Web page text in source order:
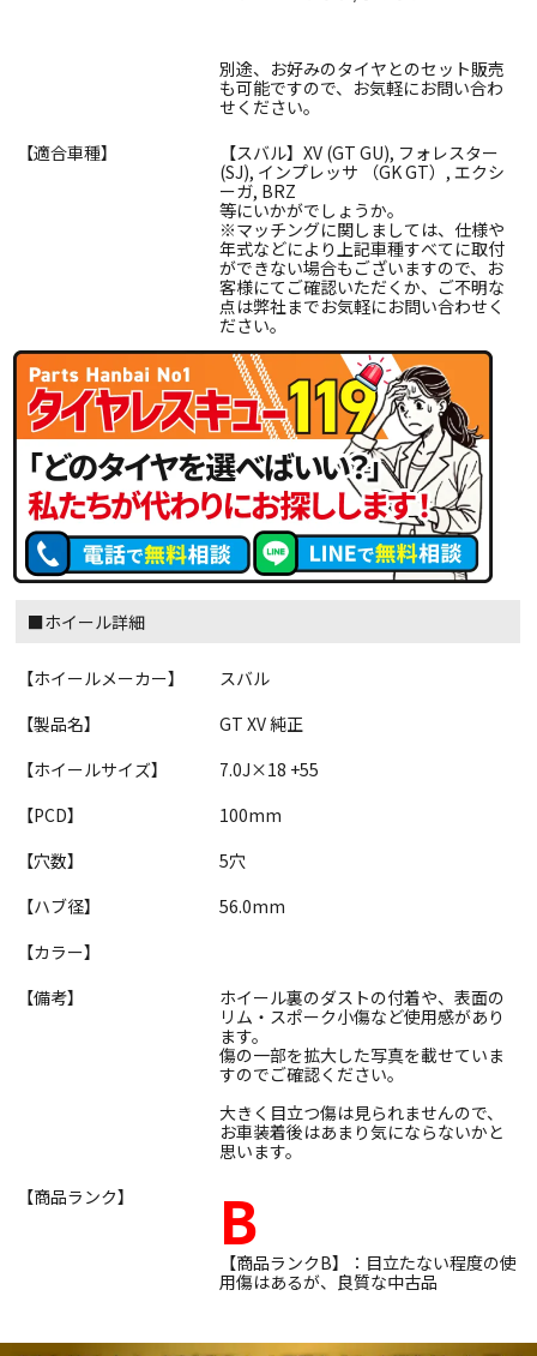
別途、お好みのタイヤとのセット販売
も可能ですので、お気軽にお問い合わ
せください。
【適合車種】
【スバル】XV (GT GU), フォレスター
(SJ), インプレッサ （GK GT）, エクシ
ーガ, BRZ
等にいかがでしょうか。
※マッチングに関しましては、仕様や
年式などにより上記車種すべてに取付
ができない場合もございますので、お
客様にてご確認いただくか、ご不明な
点は弊社までお気軽にお問い合わせく
ださい。
■ホイール詳細
【ホイールメーカー】
スバル
【製品名】
GT XV 純正
【ホイールサイズ】
7.0J×18 +55
【PCD】
100mm
【穴数】
5穴
【ハブ径】
56.0mm
【カラー】
【備考】
ホイール裏のダストの付着や、表面の
リム・スポーク小傷など使用感があり
ます。
傷の一部を拡大した写真を載せていま
すのでご確認ください。
大きく目立つ傷は見られませんので、
お車装着後はあまり気にならないかと
思います。
【商品ランク】
B
【商品ランクB】：目立たない程度の使
用傷はあるが、良質な中古品